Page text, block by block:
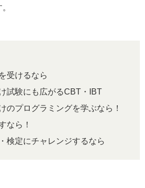
受けるなら
試験にも広がるCBT・IBT
のプログラミングを学ぶなら！
なら！
検定にチャレンジするなら